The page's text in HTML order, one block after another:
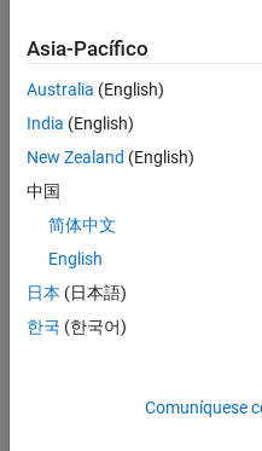
todos
empleos
en su
zona.
Senior Sourcing &
Technology
US-MA-Natick
Experimentado
Asia-Pacífico
Australia (English)
India (English)
New Zealand (English)
中国
简体中文
English
日本 (日本語)
한국 (한국어)
Comuníquese